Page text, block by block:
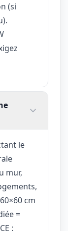
(si
le
mur,
cm
=
: